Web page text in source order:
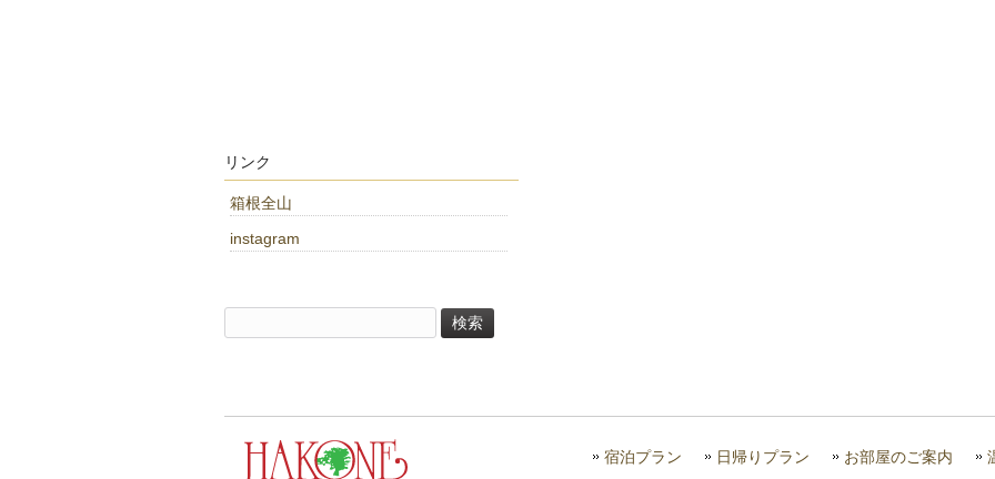
リンク
箱根全山
instagram
索:
宿泊プラン 日帰りプラン お部屋のご案内